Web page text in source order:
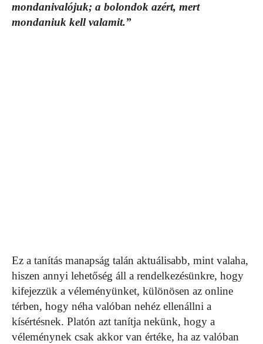
mondanivalójuk; a bolondok azért, mert
mondaniuk kell valamit.”
Ez a tanítás manapság talán aktuálisabb, mint valaha,
hiszen annyi lehetőség áll a rendelkezésünkre, hogy
kifejezzük a véleményünket, különösen az online
térben, hogy néha valóban nehéz ellenállni a
kísértésnek. Platón azt tanítja nekünk, hogy a
véleménynek csak akkor van értéke, ha az valóban